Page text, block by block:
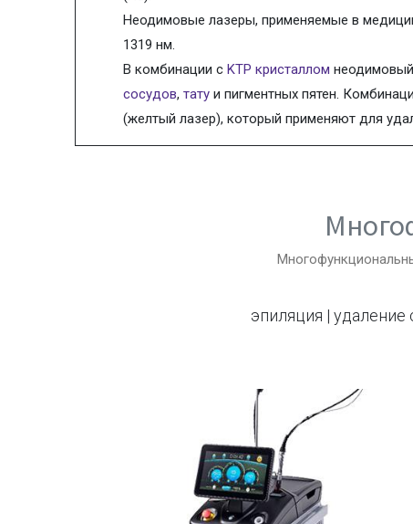
Неодимовые лазеры, применяемые в
1319 нм.
В комбинации сKTP кристаллом
сосудов,тату и пигментных пятен.
(желтый лазер), который применяют для
эпиляция |